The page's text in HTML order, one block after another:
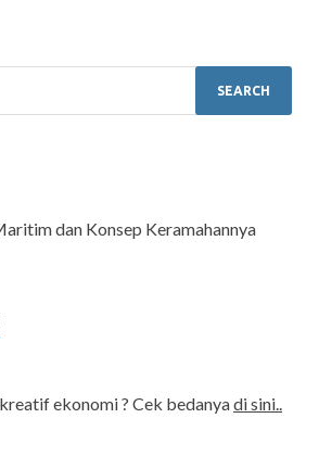
dan Konsep Keramahannya
ekonomi ? Cek bedanyadi sini..